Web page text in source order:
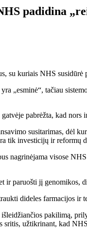
padidina
su kuriais NHS
„esminė“, tačiau
pabrėžta, kad nors
susitarimas, dėl
tik investicijų ir
nagrinėjama visose
paruošti jį genomikos,
dideles farmacijos ir
pakilimą,
užtikrinant, kad